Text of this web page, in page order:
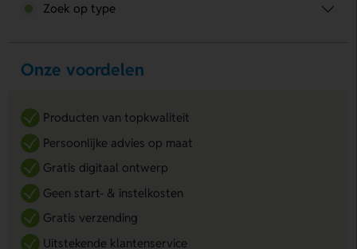
Zoek op type
Onze voordelen
Producten van topkwaliteit
Persoonlijke advies op maat
Gratis digitaal ontwerp
Geen start- & instelkosten
Gratis verzending
Uitstekende klantenservice